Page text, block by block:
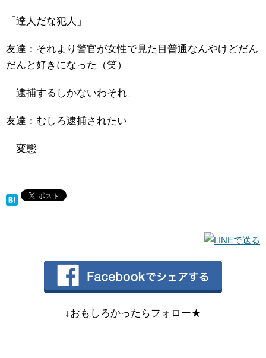
「達人だな犯人」
友達：それより警官が女性で見た目普通なんやけどだん
だんと好きになった（笑）
「逮捕するしかないわそれ」
友達：むしろ逮捕されたい
「変態」
↓おもしろかったらフォロー★